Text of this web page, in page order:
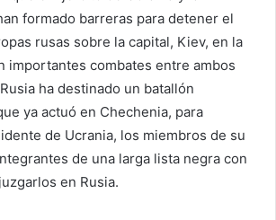
formado barreras para detener el
rusas sobre la capital, Kiev, en la
importantes combates entre ambos
ha destinado un batallón
ya actuó en Chechenia, para
de Ucrania, los miembros de su
de una larga lista negra con
en Rusia.